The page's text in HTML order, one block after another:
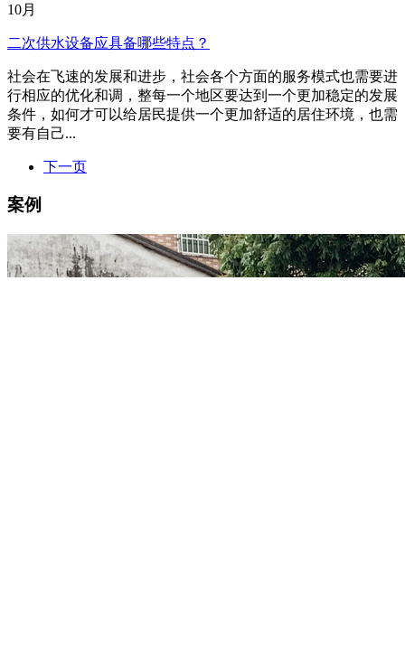
10月
二次供水设备应具备哪些特点？
社会在飞速的发展和进步，社会各个方面的服务模式也需要进
行相应的优化和调，整每一个地区要达到一个更加稳定的发展
条件，如何才可以给居民提供一个更加舒适的居住环境，也需
要有自己...
下一页
案例